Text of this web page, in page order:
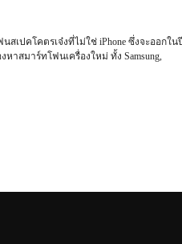
สเปคโคตรเจ๋งที่ไม่ใช่ iPhone ซึ่งจะออกในปี
าสมาร์ทโฟนเครื่องใหม่ ทั้ง Samsung,